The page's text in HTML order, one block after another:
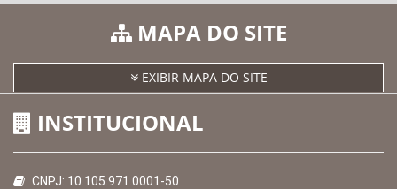
MAPA DO SITE
EXIBIR MAPA DO SITE
INSTITUCIONAL
CNPJ: 10.105.971.0001-50